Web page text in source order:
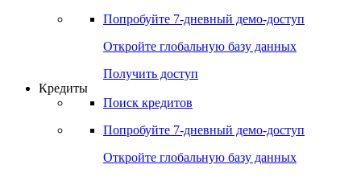
Попробуйте 7-дневный демо-доступ
Откройте глобальную базу данных
Получить доступ
Кредиты
Поиск кредитов
Попробуйте 7-дневный демо-доступ
Откройте глобальную базу данных